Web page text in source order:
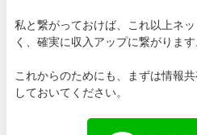
私と繋がっておけば、これ以上ネ
く、確実に収入アップに繋がります
これからのためにも、まずは情報
しておいてください。